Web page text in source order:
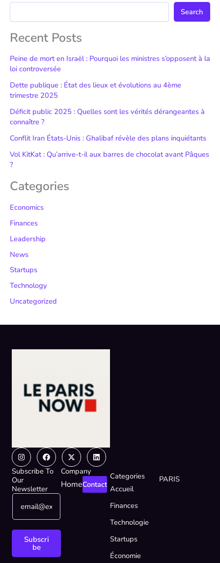
Search
Recent Posts
Peine de mort en Israël : Pourquoi les ministres s’opposent à la
loi controversée
Dette publique : État des lieux et évolutions au 4ème
trimestre 2025
Déficit public 2025 : Quelles sont les vérités dérangeantes à
connaître ?
Conflit Iran États-Unis : Ghalibaf révèle des plans inquiétants
Vol KitKat : Qu’arrive-t-il aux barres de chocolat avant Pâques
?
Categories
Economics
Finances
Leadership
News
Startups
Technology
Uncategorized
InstagramFacebook
X-
twitter
Linkedin
Subscribe To
Our
Newsletter
*
m
a
*
E
a
Subscri
be
Company
HomeContact
Categories
Accueil
Finances
Technologie
Startups
Économie
PARIS